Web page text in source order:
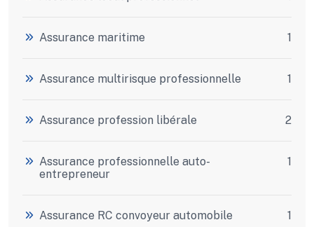
Assurance maritime 1
Assurance multirisque professionnelle 1
Assurance profession libérale 2
Assurance professionnelle auto-
entrepreneur
1
Assurance RC convoyeur automobile 1